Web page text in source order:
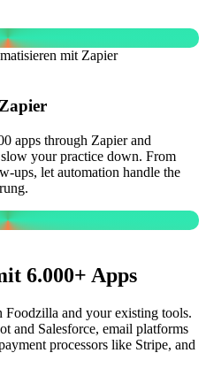
mit Zapier
Zapier
apps through Zapier and
your practice down. From
ups, let automation handle the
6.000+ Apps
Foodzilla and your existing tools.
and Salesforce, email platforms
processors like Stripe, and